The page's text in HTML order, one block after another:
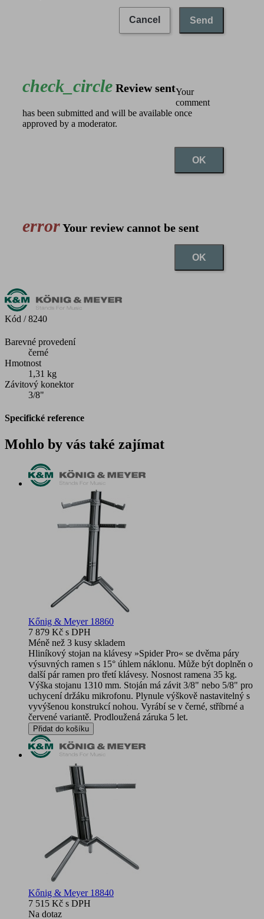
Cancel Send
check_circle Review sentYour
comment
has been submitted and will be available once
approved by a moderator.
OK
errorYour review cannot be sent
OK
Kód / 8240
Barevné provedení
černé
Hmotnost
1,31 kg
Závitový konektor
3/8"
Specifické reference
Mohlo by vás také zajímat
Kőnig & Meyer 18860
7 879 Kč s DPH
Méně než 3 kusy skladem
Hliníkový stojan na klávesy »Spider Pro« se dvěma páry
výsuvných ramen s 15° úhlem náklonu. Může být doplněn o
další pár ramen pro třetí klávesy. Nosnost ramena 35 kg.
Výška stojanu 1310 mm. Stoján má závit 3/8" nebo 5/8" pro
uchycení držáku mikrofonu. Plynule výškově nastavitelný s
vyvýšenou konstrukcí nohou. Vyrábí se v černé, stříbrné a
červené variantě. Prodloužená záruka 5 let.
Přidat do košíku
Kőnig & Meyer 18840
7 515 Kč s DPH
Na dotaz